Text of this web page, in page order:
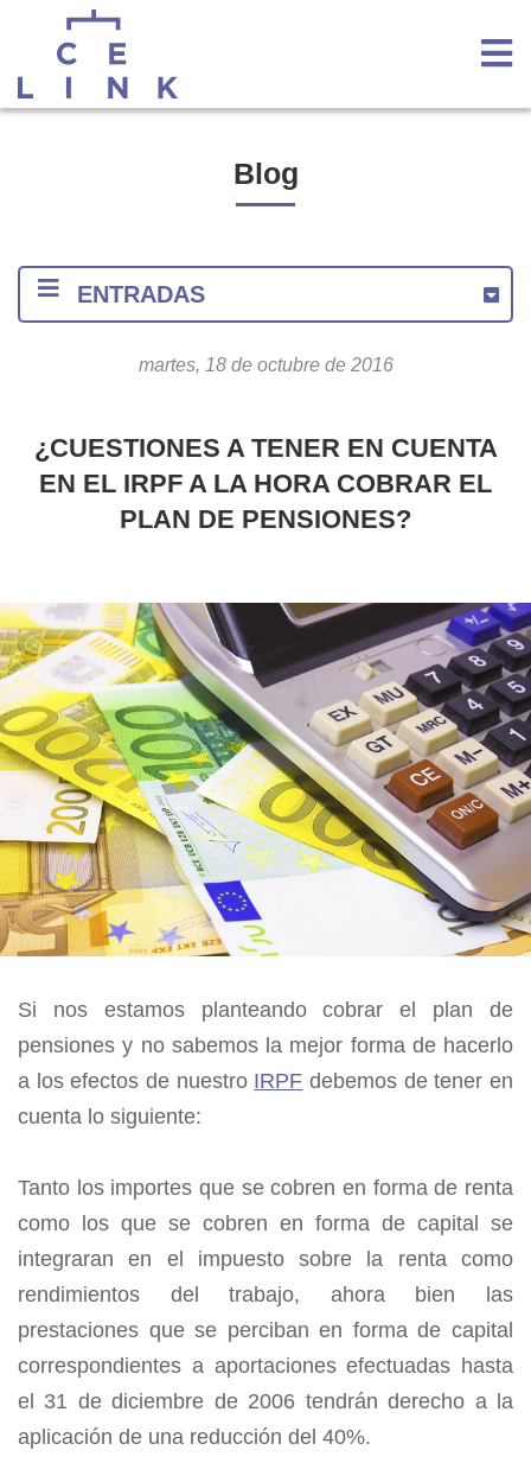
Blog
ENTRADAS
2017
2016
Diciembre
Octubre
martes, 18 de octubre de 2016
¿CUESTIONES A TENER EN CUENTA
EN EL IRPF A LA HORA COBRAR EL
PLAN DE PENSIONES?
Si nos estamos planteando cobrar el plan de
pensiones y no sabemos la mejor forma de hacerlo
a los efectos de nuestro IRPF debemos de tener en
cuenta lo siguiente:
Tanto los importes que se cobren en forma de renta
como los que se cobren en forma de capital se
integraran en el impuesto sobre la renta como
rendimientos del trabajo, ahora bien las
prestaciones que se perciban en forma de capital
correspondientes a aportaciones efectuadas hasta
el 31 de diciembre de 2006 tendrán derecho a la
aplicación de una reducción del 40%.